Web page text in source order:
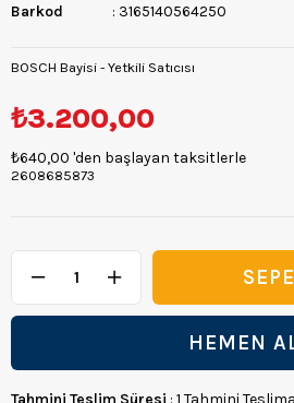
Barkod
: 3165140564250
BOSCH Bayisi - Yetkili Satıcısı
₺3.200,00
₺640,00 'den başlayan taksitlerle
2608685873
Tahmini Teslim Süresi : 1 Tahmini